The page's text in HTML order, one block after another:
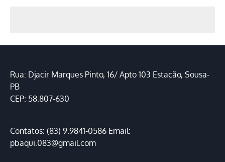
Rua: Djacir Marques Pinto, 16/ Apto 103 Estação, Sousa-
PB
CEP: 58.807-630
Contatos: (83) 9.9841-0586 Email:
pbaqui.083@gmail.com